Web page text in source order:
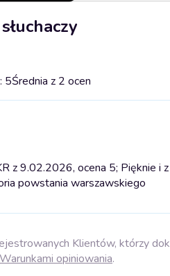
5Średnia z 2 ocen
z 9.02.2026, ocena 5; Pięknie i
powstania warszawskiego
Klientów, którzy
Warunkami opiniowania.